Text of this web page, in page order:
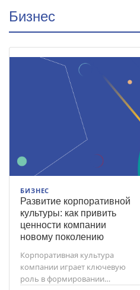
Бизнес
БИЗНЕС
Развитие корпоративной
культуры: как привить
ценности компании
новому поколению
Корпоративная культура
компании играет ключевую
роль в формировании